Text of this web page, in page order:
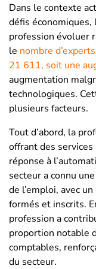
Dans le contexte
défis
profession évoluer
le nombre
21 611, soit une
augmentation
technologiques.
plusieurs facteurs.
Tout d’abord, la
offrant des
réponse à
secteur a connu
de l’emploi, avec
formés et inscrits.
profession a
proportion notable
comptables,
du secteur​​.